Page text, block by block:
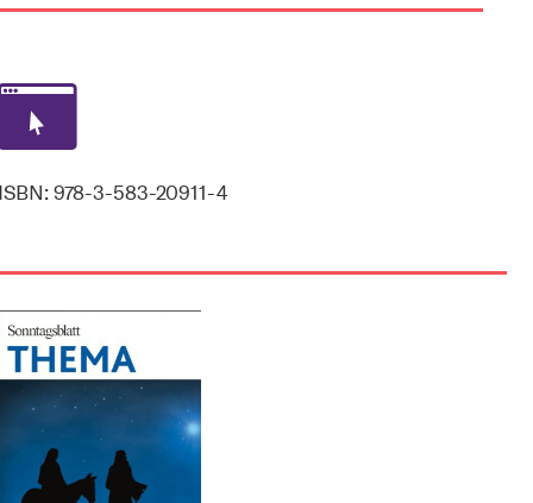
978-3-583-20911-4